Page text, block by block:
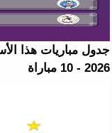
2026 - 10 مباراة